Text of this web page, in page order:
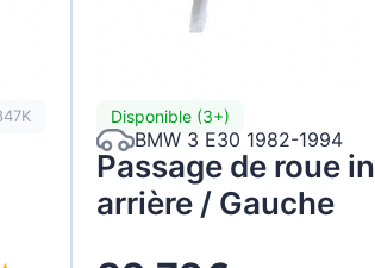
Disponible (3+)
BMW 3 E30 1982-1994
Passage de roue
arrière / Gauche